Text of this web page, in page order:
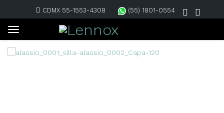
CDMX 55-1553-4308 (55) 1801-0554